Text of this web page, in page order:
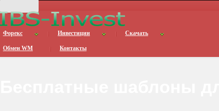
Форекс Инвестиции Скачать
Обмен WM Контакты